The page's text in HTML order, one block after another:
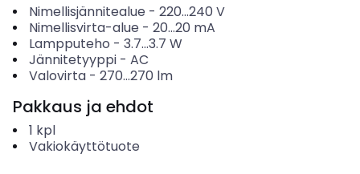
Nimellisjännitealue - 220...240 V
Nimellisvirta-alue - 20...20 mA
Lampputeho - 3.7...3.7 W
Jännitetyyppi- AC
Valovirta- 270...270 lm
Pakkaus ja ehdot
1 kpl
Vakiokäyttötuote